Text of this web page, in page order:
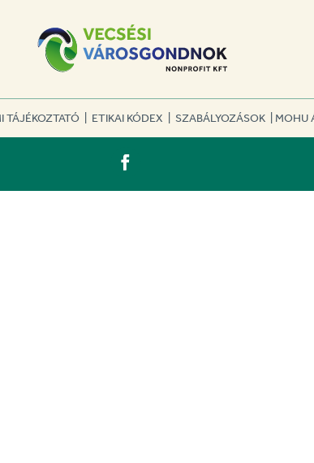
TÁJÉKOZTATÓ ETIKAI KÓDEX SZABÁLYOZÁSOK MOHU